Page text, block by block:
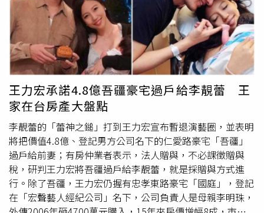
後可蓋住宅、旅館、餐廳和健身中心，同樣吸引企業爭相投
資，也因為開發利益龐大，多年來爭議不斷，就連周邊溫泉
宅也每坪價格也被炒到5字頭。不過梁博凱認為，現在進場
投資飯店的仍是看好疫情、國際解封的後市發展。對於前幾
年炒地、炒房情形，他則說，現在土地買賣成交價都太高，
投資報酬率看不到，是蓋住宅還是蓋飯店，大家都在觀望，
想純投機的已不多了。瑞普萊坊 市場研究暨顧問部總監黃舒
衛表示，未來遠東集團、台塑集團也都將在礁溪興建飯店，
「礁溪這麼小的地方卻有70公頃的重劃區，同時又吸引各大
企業集團爭相投資，全台獨有。」（圖／黃舒衛提供）
大樓，以及2015年中信金信義區總部A7大樓以151.23億標
出。至於開發金另一家子公司開發資本，日前則是公告董事
會決議處分中華開發生醫創業投資部分持股，以每股9.397
元交易14,000仟股，總金額逾1.31億元，交易相對人為生醫
基金股東中國人壽，預計處分損失為3,288.8萬元，迄目前
為止累積持有26,775仟股、逾3.15億元，持股比例為
21.86%。同時，開發資本所屬之開發創投公告董事會決議
處分中華開發貳生醫創業投資有限合夥部分合夥權益，交易
相對人為生醫貳基金有限合夥人的中國人壽，交易金額逾
1.33億元，預計處分損失為1,486.4萬元。
王力宏承諾4.8億吾疆豪宅過戶給李靚蕾 王
家在台房產大盤點
李靚蕾的「蕾神之鎚」打到王力宏宣布暫退演藝圈，並表明
將把價值4.8億、登記男方公司名下的仁愛路豪宅「吾疆」
過戶給前妻；有房仲業者表示，法人贈與，不必課徵贈與
稅，研判王力宏將吾疆過戶給李靚蕾，就是採贈與方式進
行。除了吾疆，王力宏仍握有忠孝東路豪宅「國庭」，登記
在「宏聲藝人經紀公司」名下，公司負責人是母親李明珠，